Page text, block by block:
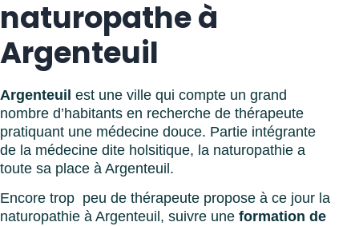
naturopathe à
Argenteuil
Argenteuil est une ville qui compte un grand
nombre d’habitants en recherche de thérapeute
pratiquant une médecine douce. Partie intégrante
de la médecine dite holsitique, la naturopathie a
toute sa place à Argenteuil.
Encore trop peu de thérapeute propose à ce jour la
naturopathie à Argenteuil, suivre une formation de